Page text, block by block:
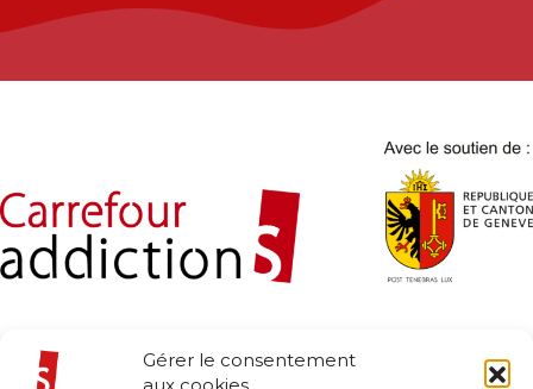
Gérer le consentement